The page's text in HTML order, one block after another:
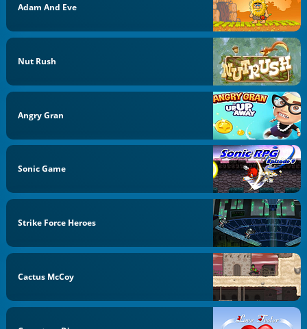
Adam And Eve
Nut Rush
Angry Gran
Sonic Game
Strike Force Heroes
Cactus McCoy